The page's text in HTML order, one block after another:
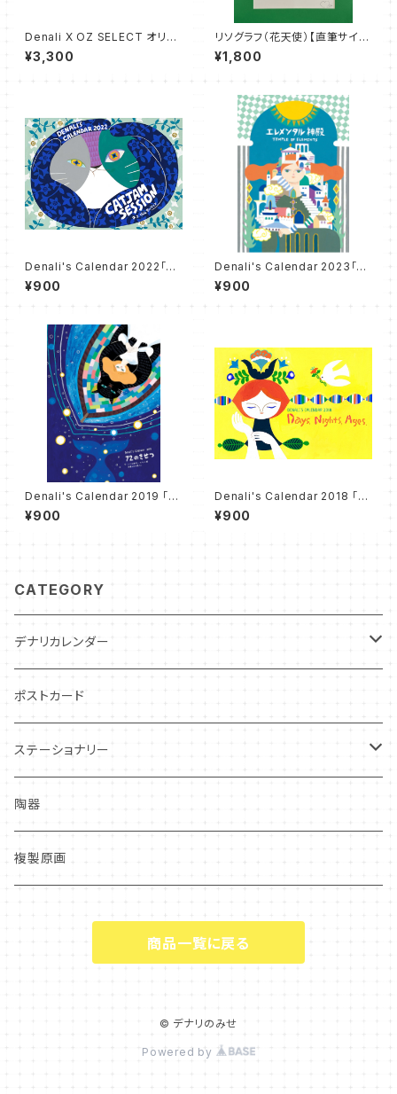
Denali X OZ SELECT オリジ
ナルプレート
¥3,300
リソグラフ（花天使）【直筆サイン
入り】
¥1,800
Denali's Calendar 2022「CA
T JAM SESSION 〜ネコジャ
ムセッション〜」
¥900
Denali's Calendar 2023「エ
レメンタル神殿」
¥900
Denali's Calendar 2019 「７
２のきせつ」
¥900
Denali's Calendar 2018 「D
ays, Nights, Ages」
¥900
CATEGORY
デナリカレンダー
過去カレンダー
ポストカード
ステーショナリー
クリアファイル
陶器
複製原画
商品一覧に戻る
© デナリのみせ
Powered by